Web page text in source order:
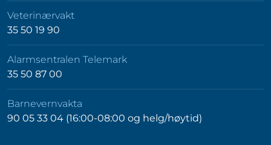
Veterinærvakt
35 50 19 90
Alarmsentralen Telemark
35 50 87 00
Barnevernvakta
90 05 33 04 (16:00-08:00 og helg/høytid)